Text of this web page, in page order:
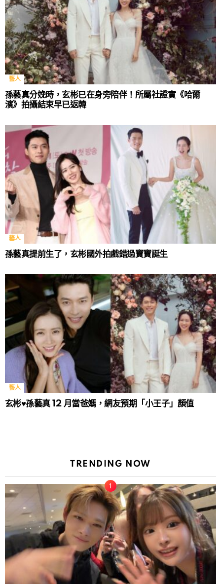
藝人
孫藝真分娩時，玄彬已在身旁陪伴！所屬社證實《哈爾
濱》拍攝結束早已返韓
藝人
孫藝真提前生了，玄彬國外拍戲錯過寶寶誕生
藝人
玄彬♥孫藝真 12 月當爸媽，網友預期「小王子」顏值
TRENDING NOW